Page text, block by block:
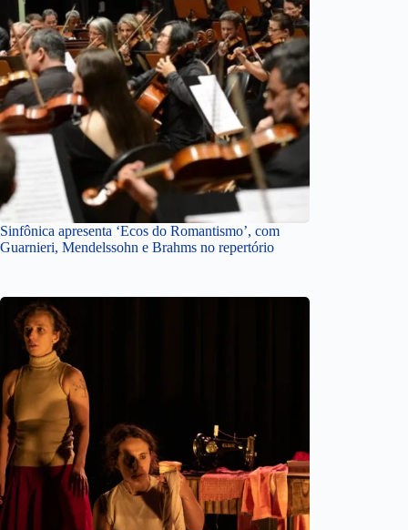
Sinfônica apresenta ‘Ecos do Romantismo’, com
Guarnieri, Mendelssohn e Brahms no repertório